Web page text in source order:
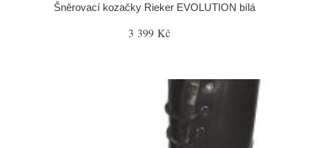
Šněrovací kozačky Rieker EVOLUTION bílá
3 399 Kč